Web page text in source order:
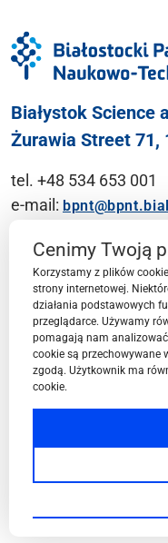
Białystok Science
Żurawia Street 71,
tel. +48 534 653 001
e-mail:
Contact
BPN-T Area
BPN-T Offer
Cenimy Twoją
Korzystamy z plików
strony internetowej.
działania podstawowych
przeglądarce. Używamy
pomagają nam
cookie są przechowywane
zgodą. Użytkownik ma
cookie.